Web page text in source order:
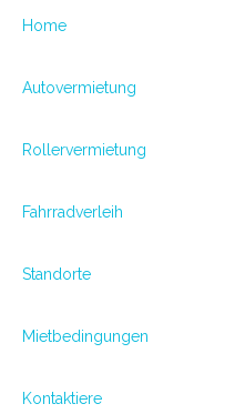
Home
Autovermietung
Rollervermietung
Fahrradverleih
Standorte
Mietbedingungen
Kontaktiere